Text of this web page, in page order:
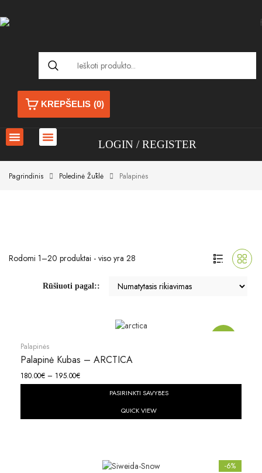
KREPŠELIS (0)
LOGIN REGISTER
Pagrindinis Poledinė Žūklė Palapinės
Rodomi 1–20 produktai - viso yra 28
Rūšiuoti pagal::
Palapinės
Palapinė Kubas – ARCTICA
180.00€ – 195.00€
PASIRINKTI SAVYBES
QUICK VIEW
-6%